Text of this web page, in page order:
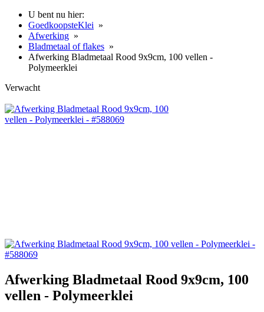
U bent nu hier:
GoedkoopsteKlei »
Afwerking »
Bladmetaal of flakes »
Afwerking Bladmetaal Rood 9x9cm, 100 vellen -
Polymeerklei
Verwacht
Afwerking Bladmetaal Rood 9x9cm, 100
vellen - Polymeerklei